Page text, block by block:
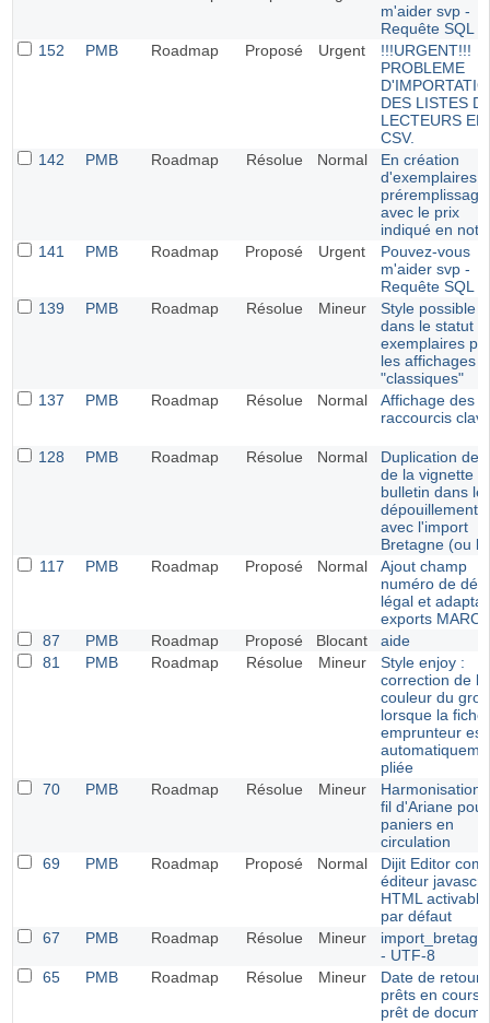
m'aider svp -
Requête SQL
152
PMB Roadmap Proposé Urgent
!!!URGENT!!!
PROBLEME
DES LISTES
LECTEURS EN
CSV.
142
PMB Roadmap Résolue Normal
En création
d'exemplaires :
préremplissage
avec le prix
indiqué en
141
PMB Roadmap Proposé Urgent
Pouvez-vous
m'aider svp -
Requête SQL
139
PMB Roadmap Résolue Mineur
Style possible
dans le statut
exemplaires
les affichages
"classiques"
137
PMB Roadmap Résolue Normal
Affichage des
raccourcis
128 PMB Roadmap Résolue Normal
Duplication de
de la vignette
bulletin dans
dépouillements
avec l'import
Bretagne (ou
117
PMB Roadmap Proposé Normal
Ajout champ
numéro de
légal et
exports MARC
87
PMB Roadmap Proposé Blocant
aide
81
PMB Roadmap Résolue Mineur
Style enjoy :
correction de la
couleur du
lorsque la fiche
emprunteur est
pliée
70
PMB Roadmap Résolue Mineur
Harmonisation
fil d'Ariane
paniers en
circulation
69
PMB Roadmap Proposé Normal
Dijit Editor
éditeur
HTML activable
par défaut
67
PMB Roadmap Résolue Mineur
- UTF-8
65
PMB Roadmap Résolue Mineur
Date de retour
prêts en cours
prêt de